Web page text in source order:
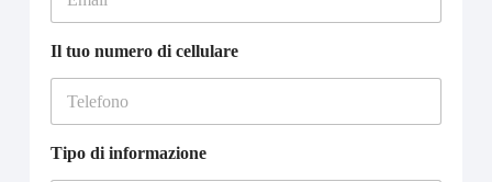
Il tuo numero di cellulare
Tipo di informazione